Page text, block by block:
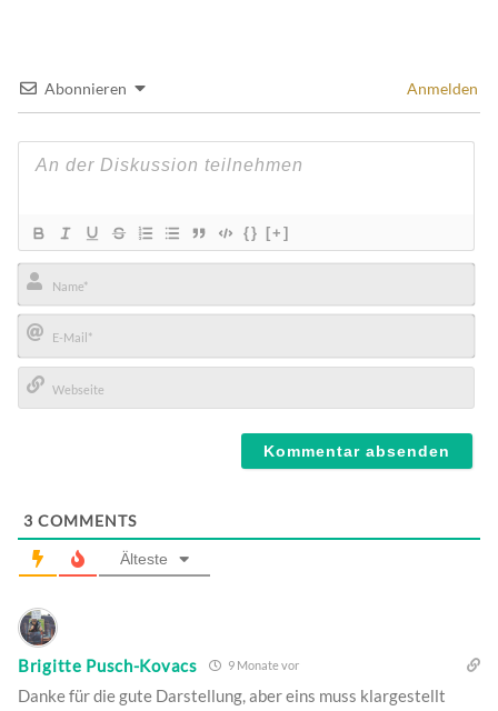
Abonnieren Anmelden
{} [+]
Name*
E-
Mail*
3 COMMENTS
Älteste
Brigitte Pusch-Kovacs 9 Monate vor
Danke für die gute Darstellung, aber eins muss klargestellt